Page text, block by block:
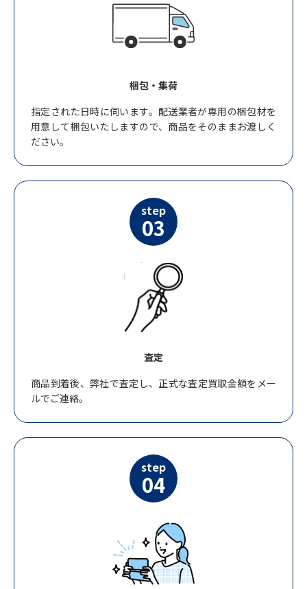
梱包・集荷
指定された日時に伺います。配送業者が専用の梱包材を
用意して梱包いたしますので、商品をそのままお渡しく
ださい。
step
03
査定
商品到着後、弊社で査定し、正式な査定買取金額をメー
ルでご連絡。
step
04